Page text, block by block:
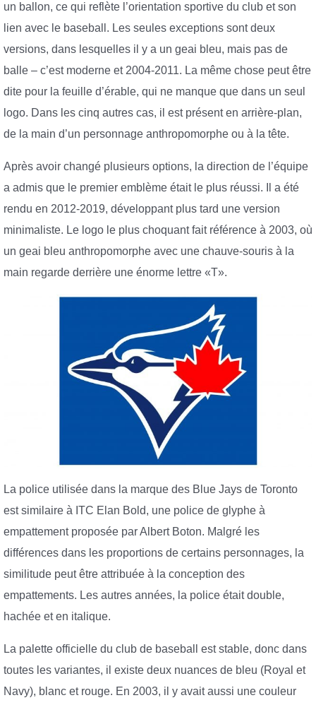
un ballon, ce qui reflète l’orientation sportive du club et son
lien avec le baseball. Les seules exceptions sont deux
versions, dans lesquelles il y a un geai bleu, mais pas de
balle – c’est moderne et 2004-2011. La même chose peut être
dite pour la feuille d’érable, qui ne manque que dans un seul
logo. Dans les cinq autres cas, il est présent en arrière-plan,
de la main d’un personnage anthropomorphe ou à la tête.
Après avoir changé plusieurs options, la direction de l’équipe
a admis que le premier emblème était le plus réussi. Il a été
rendu en 2012-2019, développant plus tard une version
minimaliste. Le logo le plus choquant fait référence à 2003, où
un geai bleu anthropomorphe avec une chauve-souris à la
main regarde derrière une énorme lettre «T».
La police utilisée dans la marque des Blue Jays de Toronto
est similaire à ITC Elan Bold, une police de glyphe à
empattement proposée par Albert Boton. Malgré les
différences dans les proportions de certains personnages, la
similitude peut être attribuée à la conception des
empattements. Les autres années, la police était double,
hachée et en italique.
La palette officielle du club de baseball est stable, donc dans
toutes les variantes, il existe deux nuances de bleu (Royal et
Navy), blanc et rouge. En 2003, il y avait aussi une couleur